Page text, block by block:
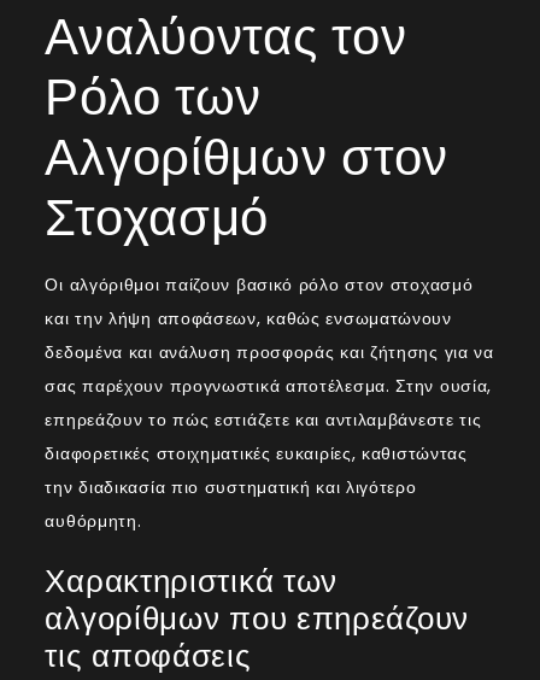
Αναλύοντας τον
Ρόλο των
Αλγορίθμων στον
Στοχασμό
Οι αλγόριθμοι παίζουν βασικό ρόλο στον στοχασμό
και την λήψη αποφάσεων, καθώς ενσωματώνουν
δεδομένα και ανάλυση προσφοράς και ζήτησης για να
σας παρέχουν προγνωστικά αποτέλεσμα. Στην ουσία,
επηρεάζουν το πώς εστιάζετε και αντιλαμβάνεστε τις
διαφορετικές στοιχηματικές ευκαιρίες, καθιστώντας
την διαδικασία πιο συστηματική και λιγότερο
αυθόρμητη.
Χαρακτηριστικά των
αλγορίθμων που επηρεάζουν
τις αποφάσεις